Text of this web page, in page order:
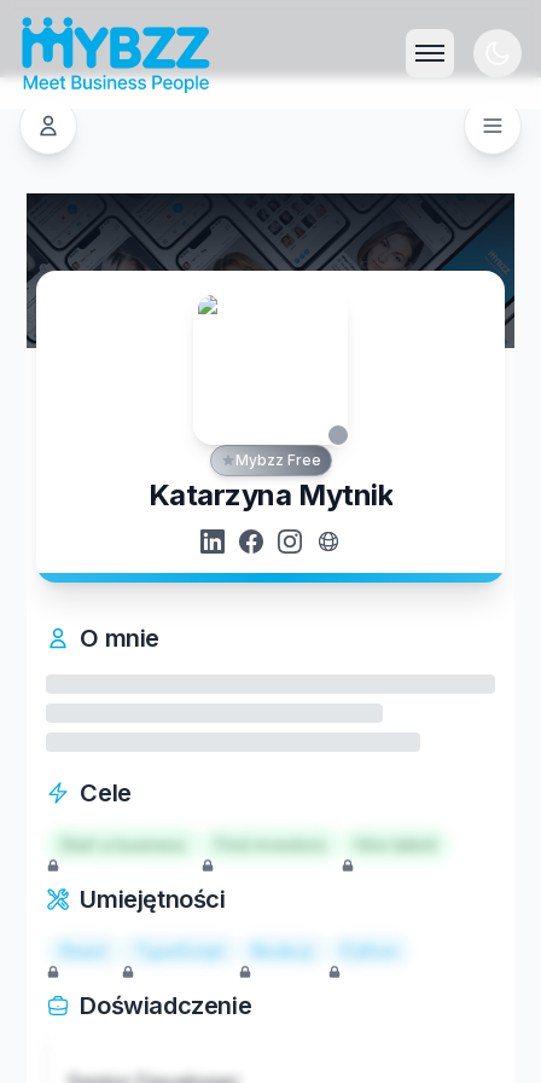
Mybzz Free
Katarzyna Mytnik
O mnie
Cele
Start a business Hire talent
Umiejętności
React TypeScript Node.js Python
Doświadczenie